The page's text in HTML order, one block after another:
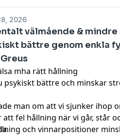
2026
välmående &
bättre genom enkla
mha rätt hållning
psykiskt bättre och minskar
man om att vi sjunker ihop
fel hållning när vi går, står
och vinnarpositioner